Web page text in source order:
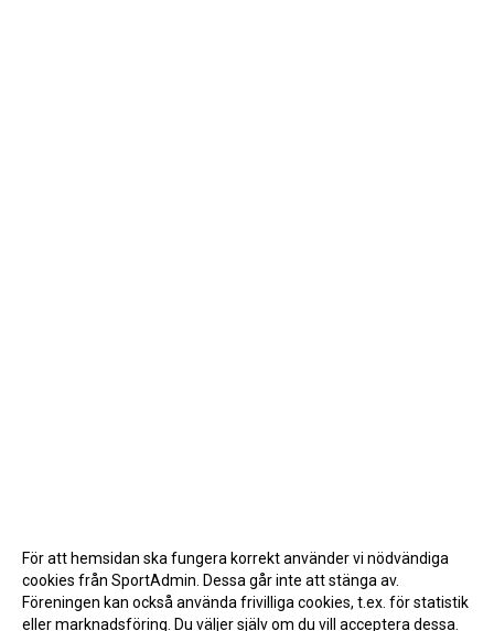
För att hemsidan ska fungera korrekt använder vi nödvändiga
cookies från SportAdmin. Dessa går inte att stänga av.
Föreningen kan också använda frivilliga cookies, t.ex. för statistik
eller marknadsföring. Du väljer själv om du vill acceptera dessa.